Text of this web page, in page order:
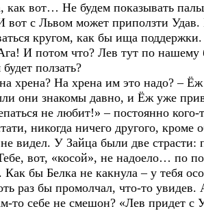
как вот… Не будем показывать
Львом может приползти Удав. И
кругом, как бы ища поддержки.
потом что? Лев тут по нашему
ползать?
На хрена им это надо? – Ёж
знакомы давно, и Ёж уже привык,
не любит!» – постоянно
никогда ничего другого, кроме
видел. У Зайца были две страсти:
«косой», не надоело… по
бы Белка не какнула – у тебя
раз бы промолчал, что-то увидев.
не смешон? «Лев придет с